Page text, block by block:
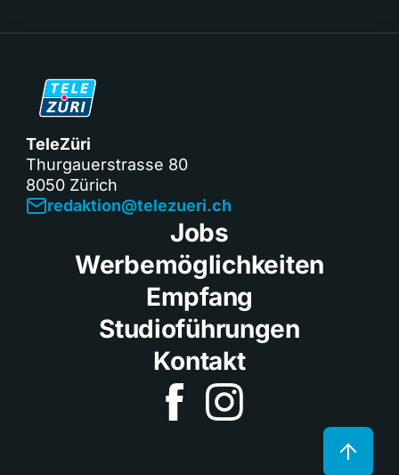
TeleZüri
Thurgauerstrasse 80
8050 Zürich
redaktion@telezueri.ch
Jobs
Werbemöglichkeiten
Empfang
Studioführungen
Kontakt